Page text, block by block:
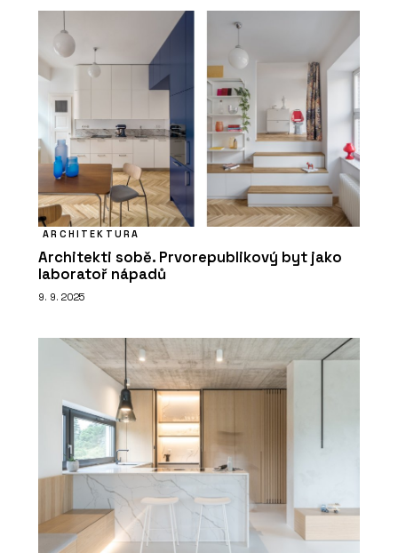
ARCHITEKTURA
Architekti sobě. Prvorepublikový byt jako
laboratoř nápadů
9. 9. 2025